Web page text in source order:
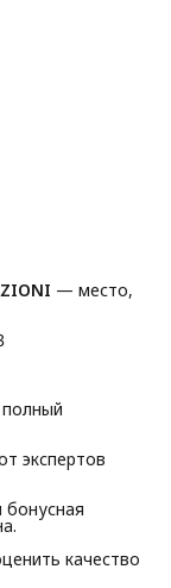
— место,
экспертов
качество